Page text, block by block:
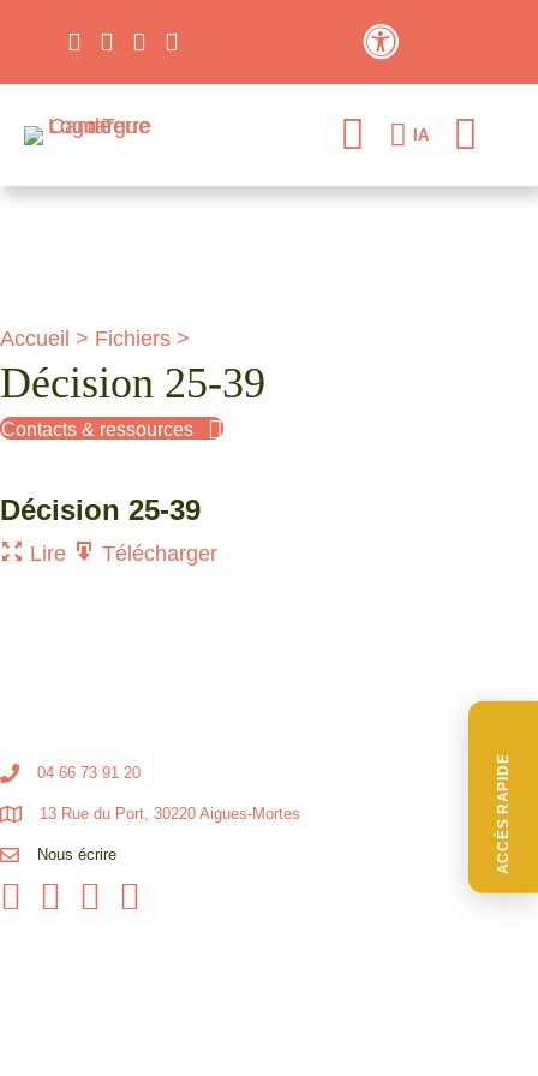
ACCÈS RAPIDE
IA
Accueil > Fichiers >
Décision 25-39
Contacts & ressources
Décision 25-39
Lire Télécharger
04 66 73 91 20
13 Rue du Port, 30220 Aigues-Mortes
Nous écrire